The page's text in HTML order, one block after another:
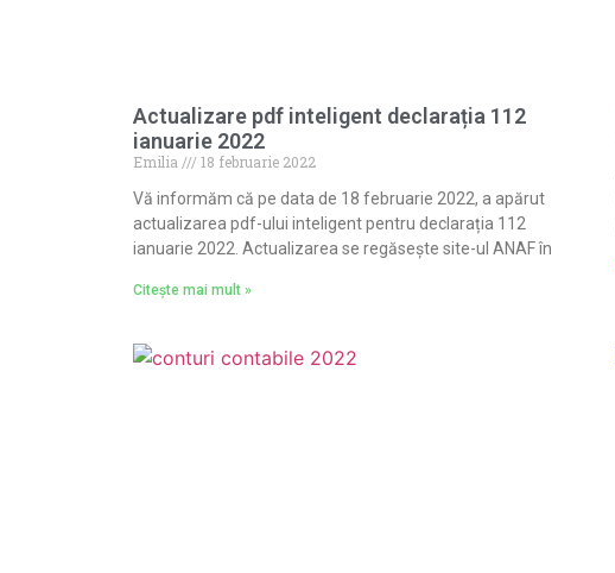
Actualizare pdf inteligent declarația 112
ianuarie 2022
Emilia
18 februarie 2022
Vă informăm că pe data de 18 februarie 2022, a apărut
actualizarea pdf-ului inteligent pentru declarația 112
ianuarie 2022. Actualizarea se regăsește site-ul ANAF în
Citește mai mult »